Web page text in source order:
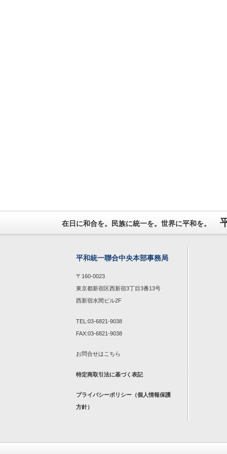
在日に和合を。民族に統一を。世界に平和を。
平和統一聯合中央本部事務局
〒160-0023
東京都新宿区西新宿3丁目3番13号
西新宿水間ビル2F
TEL:03-6821-9038
FAX:03-6821-9038
お問合せは こちら
特定商取引法に基づく表記
プライバシーポリシー（個人情報保護
方針）